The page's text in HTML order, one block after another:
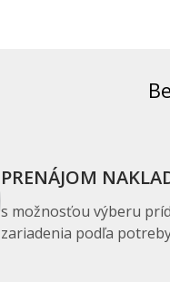
PRENÁJOM
s možnosťou výberu
zariadenia podľa